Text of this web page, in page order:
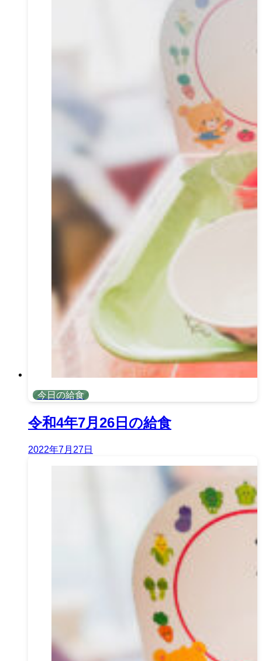
今日の給食
令和4年7月26日の給食
2022年7月27日